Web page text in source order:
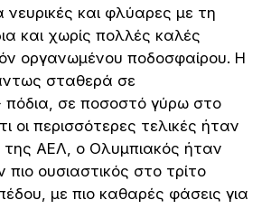
νευρικές και φλύαρες με τη
και χωρίς πολλές καλές
οργανωμένου ποδοσφαίρου. Η
σταθερά σε
πόδια, σε ποσοστό γύρω στο
οι περισσότερες τελικές ήταν
της ΑΕΛ, ο Ολυμπιακός ήταν
ουσιαστικός στο τρίτο
με πιο καθαρές φάσεις για